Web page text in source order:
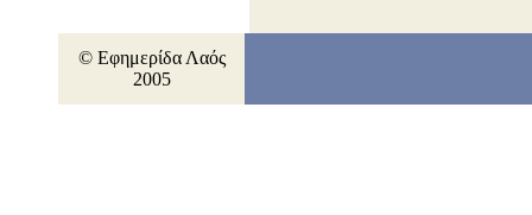
© Εφημερίδα Λαός
2005